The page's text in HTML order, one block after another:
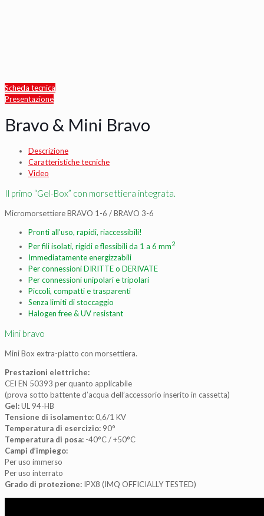
Scheda tecnica
Presentazione
Bravo & Mini Bravo
Descrizione
Caratteristiche tecniche
Video
Il primo “Gel-Box” con morsettiera integrata.
Micromorsettiere BRAVO 1-6 / BRAVO 3-6
Pronti all’uso, rapidi, riaccessibili!
Per fili isolati, rigidi e flessibili da 1 a 6 mm2
Immediatamente energizzabili
Per connessioni DIRITTE o DERIVATE
Per connessioni unipolari e tripolari
Piccoli, compatti e trasparenti
Senza limiti di stoccaggio
Halogen free & UV resistant
Mini bravo
Mini Box extra-piatto con morsettiera.
Prestazioni elettriche:
CEI EN 50393 per quanto applicabile
(prova sotto battente d’acqua dell’accessorio inserito in cassetta)
Gel:UL 94-HB
Tensione di isolamento:0,6/1 KV
Temperatura di esercizio: 90°
Temperatura di posa: -40°C / +50°C
Campi d’impiego:
Per uso immerso
Per uso interrato
Grado di protezione: IPX8 (IMQ OFFICIALLY TESTED)